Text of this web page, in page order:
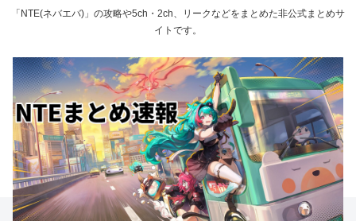
「NTE(ネバエバ)」の攻略や5ch・2ch、リークなどをまとめた非公式まとめサ
イトです。